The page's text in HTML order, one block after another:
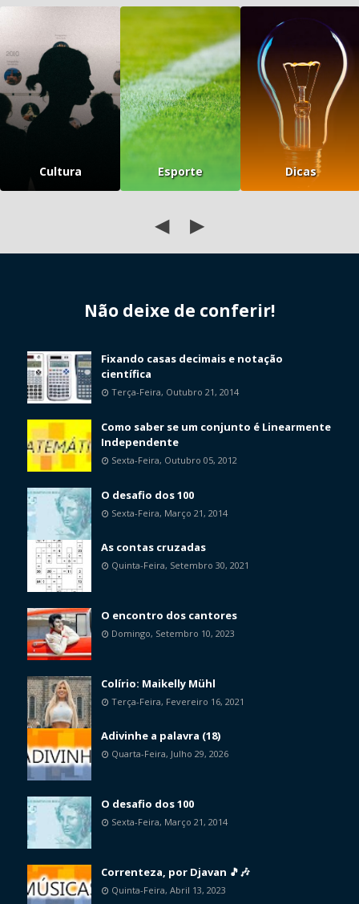
Cultura Esporte Dicas
◀ ▶
Não deixe de conferir!
Fixando casas decimais e notação
científica
Terça-Feira, Outubro 21, 2014
Como saber se um conjunto é Linearmente
Independente
Sexta-Feira, Outubro 05, 2012
O desafio dos 100
Sexta-Feira, Março 21, 2014
As contas cruzadas
Quinta-Feira, Setembro 30, 2021
O encontro dos cantores
Domingo, Setembro 10, 2023
Colírio: Maikelly Mühl
Terça-Feira, Fevereiro 16, 2021
Adivinhe a palavra (18)
Quarta-Feira, Julho 29, 2026
O desafio dos 100
Sexta-Feira, Março 21, 2014
Correnteza, por Djavan 🎵🎶
Quinta-Feira, Abril 13, 2023